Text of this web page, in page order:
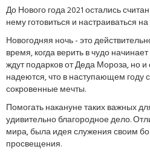
До Нового года 2021 остались
нему готовиться и настраиваться
Новогодняя ночь - это
время, когда верить в чудо
ждут подарков от Деда Мороза, но
надеются, что в наступающем году
сокровенные мечты.
Помогать накануне таких важных
удивительно благородное дело.
мира, была идея служения своим
просвещения.